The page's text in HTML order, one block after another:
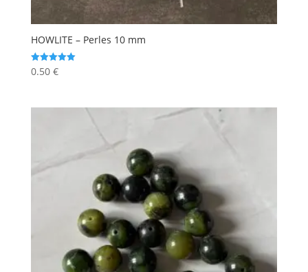
HOWLITE – Perles 10 mm
Note
5.00
0.50 €